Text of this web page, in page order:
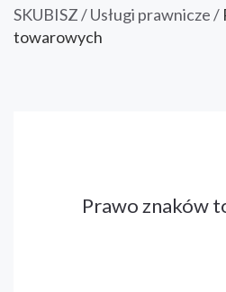
SKUBISZ/Usługi prawnicze/
towarowych
Prawo znaków